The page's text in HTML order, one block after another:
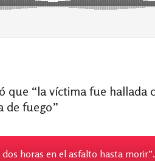
que “la víctima fue hallada
de fuego”
horas en el asfalto hasta morir”.